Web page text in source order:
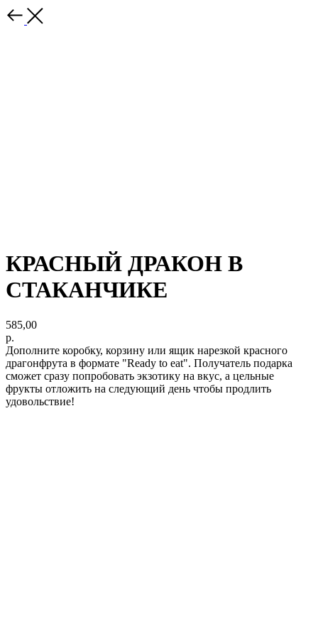
КРАСНЫЙ ДРАКОН В
СТАКАНЧИКЕ
585,00
р.
Дополните коробку, корзину или ящик нарезкой красного
драгонфрута в формате "Ready to eat". Получатель подарка
сможет сразу попробовать экзотику на вкус, а цельные
фрукты отложить на следующий день чтобы продлить
удовольствие!